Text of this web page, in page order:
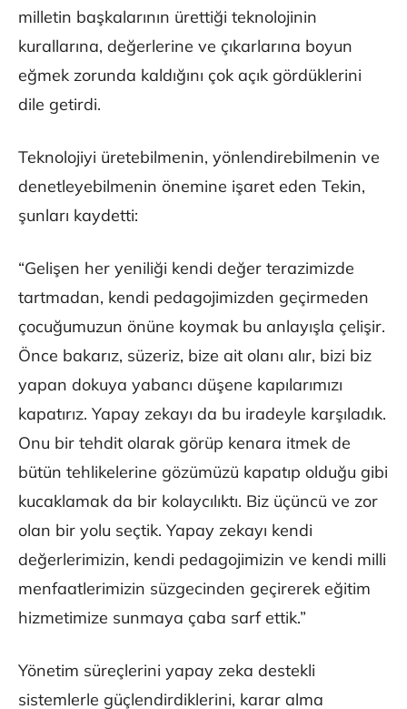
milletin başkalarının ürettiği teknolojinin
kurallarına, değerlerine ve çıkarlarına boyun
eğmek zorunda kaldığını çok açık gördüklerini
dile getirdi.
Teknolojiyi üretebilmenin, yönlendirebilmenin ve
denetleyebilmenin önemine işaret eden Tekin,
şunları kaydetti:
“Gelişen her yeniliği kendi değer terazimizde
tartmadan, kendi pedagojimizden geçirmeden
çocuğumuzun önüne koymak bu anlayışla çelişir.
Önce bakarız, süzeriz, bize ait olanı alır, bizi biz
yapan dokuya yabancı düşene kapılarımızı
kapatırız. Yapay zekayı da bu iradeyle karşıladık.
Onu bir tehdit olarak görüp kenara itmek de
bütün tehlikelerine gözümüzü kapatıp olduğu gibi
kucaklamak da bir kolaycılıktı. Biz üçüncü ve zor
olan bir yolu seçtik. Yapay zekayı kendi
değerlerimizin, kendi pedagojimizin ve kendi milli
menfaatlerimizin süzgecinden geçirerek eğitim
hizmetimize sunmaya çaba sarf ettik.”
Yönetim süreçlerini yapay zeka destekli
sistemlerle güçlendirdiklerini, karar alma